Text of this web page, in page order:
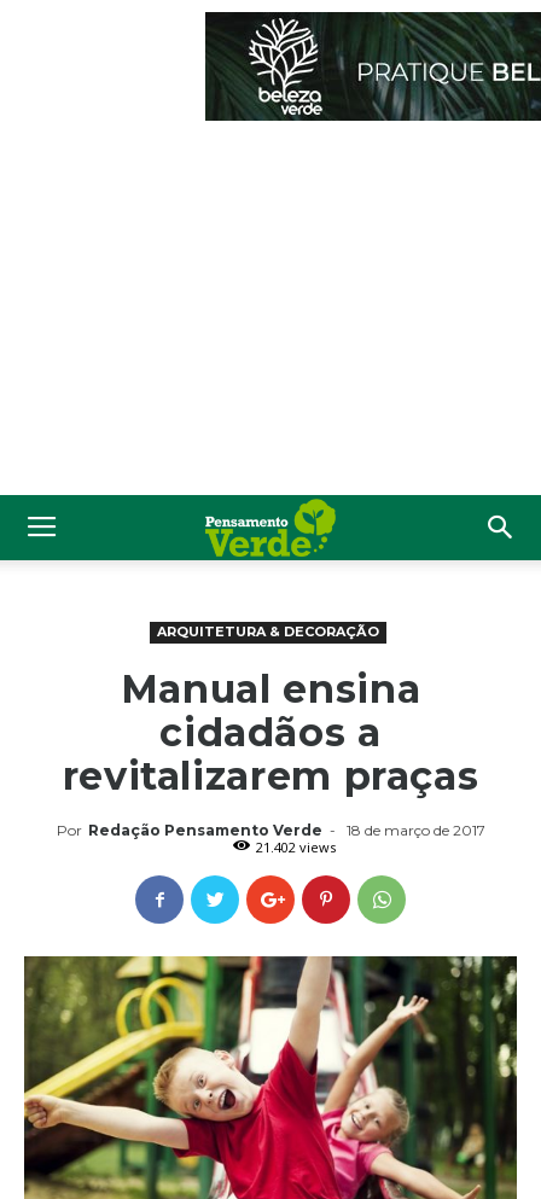
ARQUITETURA & DECORAÇÃO
Manual ensina
cidadãos a
revitalizarem praças
Por Redação Pensamento Verde -
18 de março de 2017
21.402 views